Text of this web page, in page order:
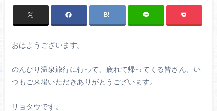
おはようございます。
のんびり温泉旅行に行って、疲れて帰ってくる皆さん、い
つもご来場いただきありがとうございます。
リョタウです。